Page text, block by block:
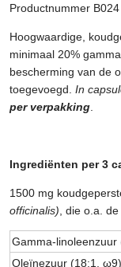
Productnummer
Hoogwaardige,
minimaal 20%
bescherming van de
toegevoegd. In
per verpakking
Ingrediënten per 3
1500 mg
officinalis) , die o.a.
Gamma-
Oleïnezuur (18:1, ω9)